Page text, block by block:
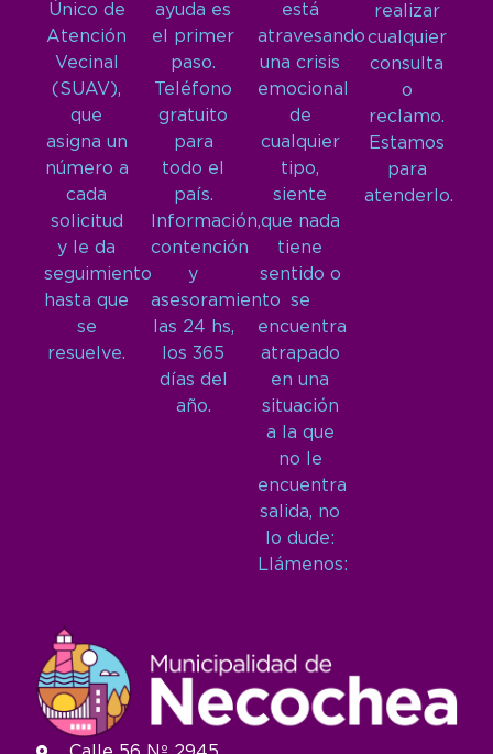
Único de
Atención
Vecinal
(SUAV),
que
asigna un
número a
cada
solicitud
y le da
seguimiento
hasta que
se
resuelve.
ayuda es
el primer
paso.
Teléfono
gratuito
para
todo el
país.
Información,
contención
y
asesoramiento
las 24 hs,
los 365
días del
año.
está
atravesando
una crisis
emocional
de
cualquier
tipo,
siente
que nada
tiene
sentido o
se
encuentra
atrapado
en una
situación
a la que
no le
encuentra
salida, no
lo dude:
Llámenos:
realizar
cualquier
consulta
o
reclamo.
Estamos
para
atenderlo.